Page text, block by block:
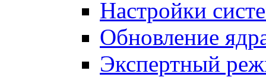
Настройки
Обновление
Экспертный